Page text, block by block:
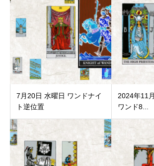
7月20日 水曜日 ワンドナイ
ト逆位置
2024年11
ワンド8...